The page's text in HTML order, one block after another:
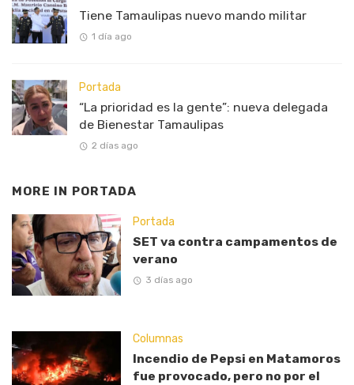
Tiene Tamaulipas nuevo mando militar
1 día ago
Portada
“La prioridad es la gente”: nueva delegada
de Bienestar Tamaulipas
2 días ago
MORE IN PORTADA
Portada
SET va contra campamentos de
verano
3 días ago
Columnas
Incendio de Pepsi en Matamoros
fue provocado, pero no por el